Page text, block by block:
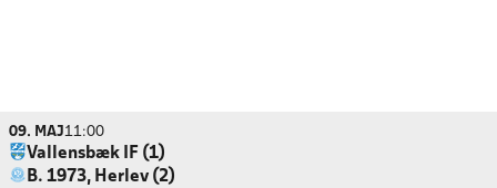
09. MAJ11:00
Vallensbæk IF (1)
B. 1973, Herlev (2)